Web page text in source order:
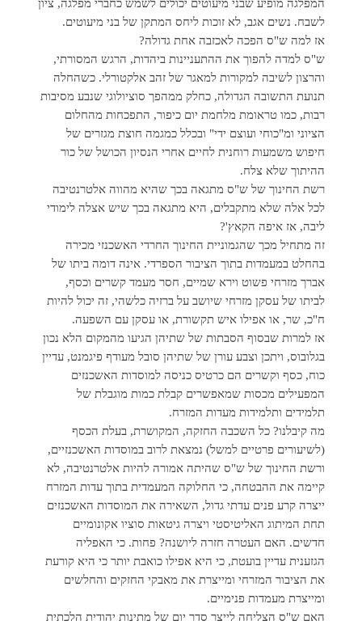
המפלגה מופיע שבני מיעוטים יכולים לשמש כחברי מפלגה, ציון
לשבח. נשים אגב, לא זוכות ליחס המתקן של בני מיעוטים.
אז למה ש"ס הפכה לאכזבה אחת גדולה?
ש"ס למדה להפוך את ההתעניינות ביהדות, הרגש המסורתי,
והרצון לשיבה למקורות למאגר של זהב אלקטורלי. כשהחלה
תנועת התשובה הגדולה, כחלק ממהפך סוציולוגי שנבע מסיבות
רבות, כמו טראומת מלחמת יום כיפור, התפכחות מהחלום
הציוני ומ"כוחי ועוצם ידי" ובכלל כמגמה חוצת מגזרים של
חיפוש משמעות רוחנית לחיים אחרי הנסיון הכושל של כור
ההיתוך שלא צלח.
רשת החינוך של ש"ס מתגאה בכך שהיא מהווה אלטרנטיבה
לכל אלה שלא מתקבלים, היא מתגאה בכך שיש אצלה לימודי
ליבה, אז איפה הקאץ'?
זה מתחיל מכך שהגמוניית החינוך החרדי האשכנזי מכירה
בהחלט במעמדות בתוך הציבור הספרדי. אינה דומה ביתו של
אברך מזרחי פשוט וירא שמיים, חסר מעמד קשרים וכסף,
לביתו של עסקן מזרחי שיושב על ברזיה כלשהי, זה יכול להיות
ח"כ, שר, או אפילו איש תקשורת, או עסקן עם השפעה.
אז למרות שבסוף הסבתות של שתיהן הגיעו מהמקום הלא נכון
בגלובוס, ויתכן וצבע עורן של שתיהן סובל מעודף פיגמנט, עדיין
כוח, כסף וקשרים הם כרטיס כניסה למוסדות האשכנזים
המפעילים מכסות שמאפשרים קבלת כמות מוגבלת של
תלמידים ותלמידות מעדות המזרח.
מה קיבלנו? כל השכבה החזקה, המקושרת, בעלת הכסף
(לשיעורים פרטיים למשל) נמצאת לרוב במוסדות האשכנזיים,
ורשת החינוך של ש"ס שהיתה אמורה להיות אלטרנטיבה, לא
קיימה את ההבטחה, כי החלוקה המעמדית בתוך עדות המזרח
ייצרה קרע פנים עדתי גדול, השאירה את המוסדות האשכנזים
תחת המיתוג האליטיסטי ויצרה גיטאות סוציו אקונומיים
חדשים. האם העטרה חזרה ליושנה? פחות. כי האפליה
הגזענית עדיין בועטת, כי היא אפילו כואבת יותר כי היא קורעת
את הציבור המזרחי ומייצרת את מאבקי החזקים והחלשים
ומייצרת מעמדות פנימיים.
האם ש"ס הצליחה לייצר סדר יום של מתינות יהודית הלכתית